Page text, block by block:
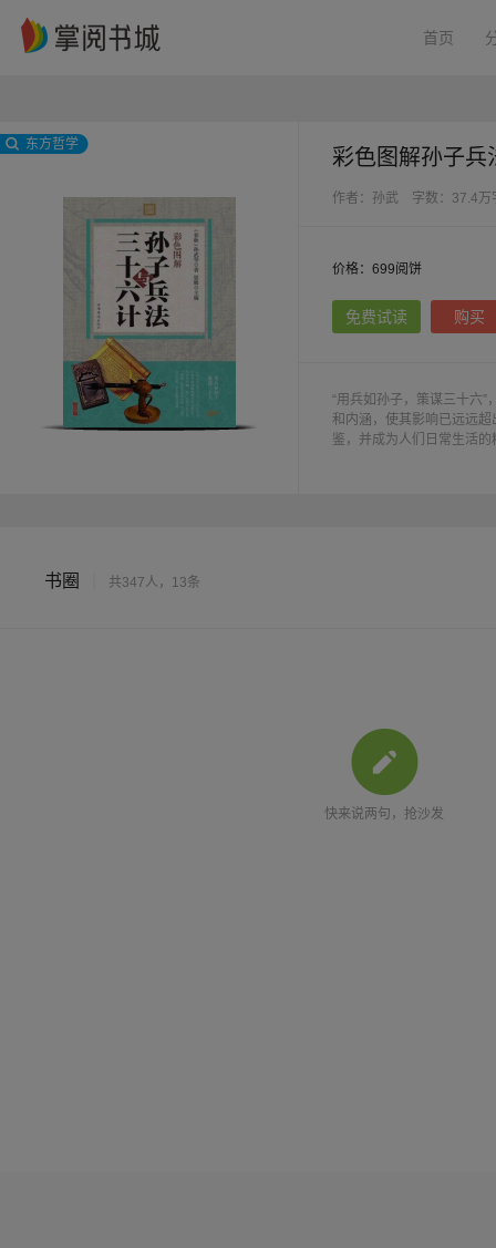
首页
东方哲学
彩色图解孙子兵
作者：孙武 字数：37.4万
价格：699阅饼
免费试读 购买
“用兵如孙子，策谋三十六
和内涵，使其影响已远远
鉴，并成为人们日常生活
书圈 共347人，13条
快来说两句，抢沙发